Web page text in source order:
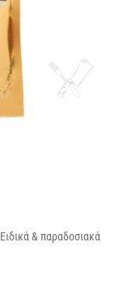
Ειδικά & παραδοσιακά